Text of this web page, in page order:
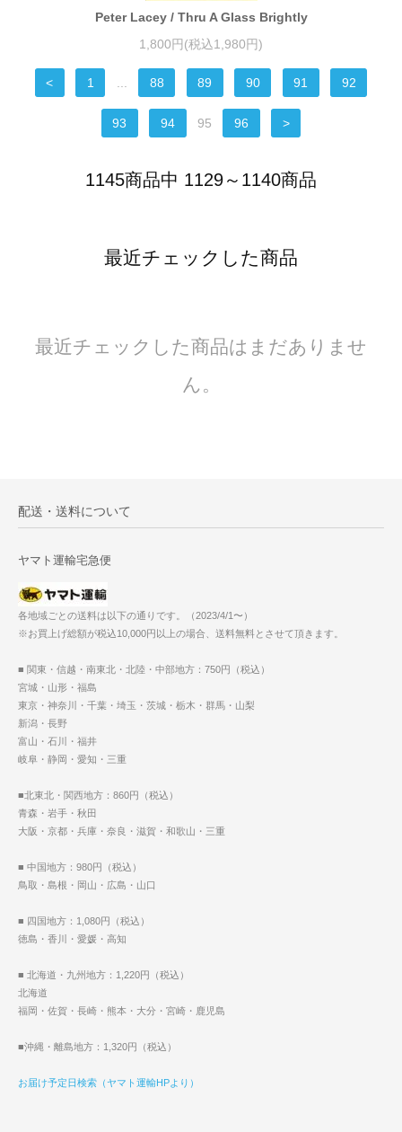
Peter Lacey / Thru A Glass Brightly
1,800円(税込1,980円)
< 1 88 89 90 91 92
93 94 95 96 >
1145商品中 1129～1140商品
最近チェックした商品
最近チェックした商品はまだありませ
ん。
配送・送料について
ヤマト運輸宅急便
各地域ごとの送料は以下の通りです。（2023/4/1〜）
※お買上げ総額が税込10,000円以上の場合、送料無料とさせて頂きます。
■ 関東・信越・南東北・北陸・中部地方：750円（税込）
宮城・山形・福島
東京・神奈川・千葉・埼玉・茨城・栃木・群馬・山梨
新潟・長野
富山・石川・福井
岐阜・静岡・愛知・三重
■北東北・関西地方：860円（税込）
青森・岩手・秋田
大阪・京都・兵庫・奈良・滋賀・和歌山・三重
■ 中国地方：980円（税込）
鳥取・島根・岡山・広島・山口
■ 四国地方：1,080円（税込）
徳島・香川・愛媛・高知
■ 北海道・九州地方：1,220円（税込）
北海道
福岡・佐賀・長崎・熊本・大分・宮崎・鹿児島
■沖縄・離島地方：1,320円（税込）
お届け予定日検索（ヤマト運輸HPより）